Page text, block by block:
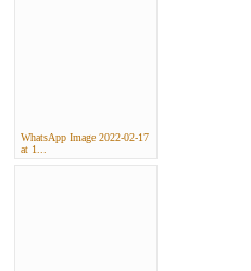
WhatsApp Image 2022-02-17
at 1...